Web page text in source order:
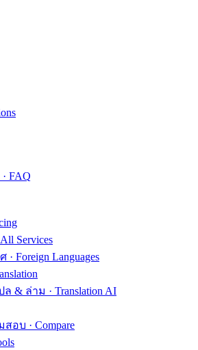
FAQ
Services
Foreign Languages
& ล่าม · Translation AI
อบ · Compare